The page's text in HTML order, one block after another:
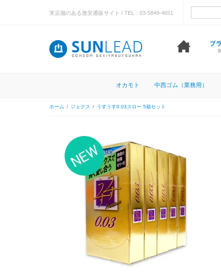
実店舗のある激安通販サイト / TEL：03-5849-4651
オカモト 中西ゴム（業務用）
ホーム / ジェクス / うすうす0.03スロー 5箱セット